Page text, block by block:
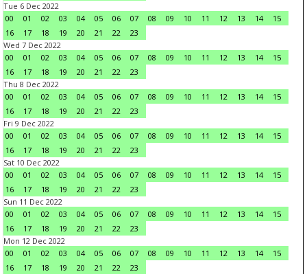
Tue 6 Dec 2022
00
01 02 03 04 05 06 07 08 09 10 11 12 13 14
15
16
17 18 19 20 21 22
23
Wed 7 Dec 2022
00
01 02 03 04 05 06 07 08 09 10 11 12 13 14
15
16
17 18 19 20 21 22
23
Thu 8 Dec 2022
00
01 02 03 04 05 06 07 08 09 10 11 12 13 14
15
16
17 18 19 20 21 22
23
Fri 9 Dec 2022
00
01 02 03 04 05 06 07 08 09 10 11 12 13 14
15
16
17 18 19 20 21 22
23
Sat 10 Dec 2022
00
01 02 03 04 05 06 07 08 09 10 11 12 13 14
15
16
17 18 19 20 21 22
23
Sun 11 Dec 2022
00
01 02 03 04 05 06 07 08 09 10 11 12 13 14
15
16
17 18 19 20 21 22
23
Mon 12 Dec 2022
00
01 02 03 04 05 06 07 08 09 10 11 12 13 14
15
16
17 18 19 20 21 22
23